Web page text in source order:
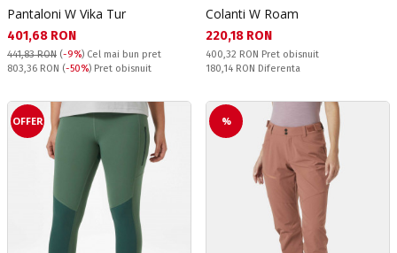
Pantaloni W Vika Tur
Текуща цена:
401,68 RON
441,83 RON (-9%) Cel mai bun pret
Pret obisnuit:
803,36 RON (-50%) Pret obisnuit
Colanti W Roam
Текуща цена:
220,18 RON
Pret obisnuit:
400,32 RON Pret obisnuit
Спестявате:
180,14 RON Diferenta
OFFER %